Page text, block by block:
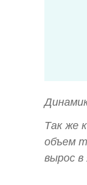
Так же
объем
вырос в